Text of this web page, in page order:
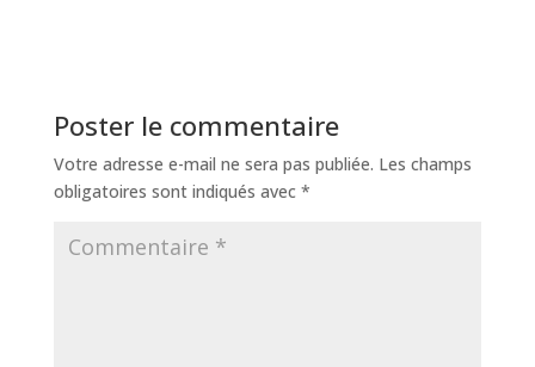
Poster le commentaire
Votre adresse e-mail ne sera pas publiée. Les champs
obligatoires sont indiqués avec *